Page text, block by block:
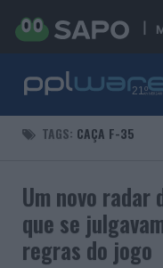
TAGS: CAÇA F-35
Um novo
que se
regras do jogo